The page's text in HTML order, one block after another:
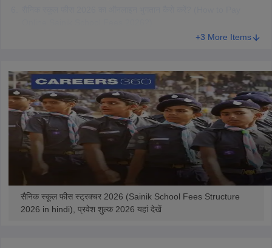
+3 More Items
सैनिक स्कूल फीस स्ट्रक्चर 2026 (Sainik School Fees Structure
2026 in hindi), प्रवेश शुल्क 2026 यहां देखें